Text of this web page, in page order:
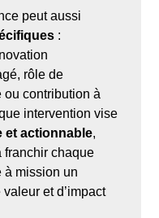
peut aussi
:
rôle de
ou contribution à
intervention vise
et actionnable,
franchir chaque
à mission un
et d’impact